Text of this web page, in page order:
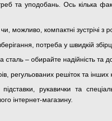
та уподобань. Ось кілька
можливо, компактні зустрічі з
потреба у швидкій
– обирайте надійність та
регульованих решіток та інших
рукавички та
інтернет-магазину.